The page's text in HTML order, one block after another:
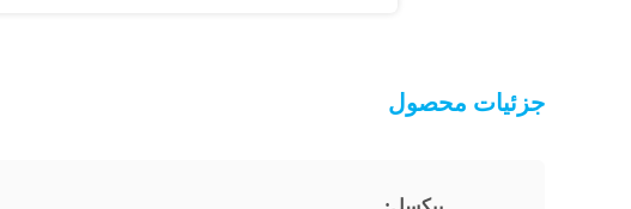
جزئیات محصول